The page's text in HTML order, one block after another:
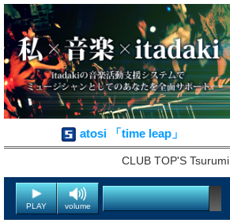
atosi 「time leap」
CLUB TOP'S Tsurumi
PLAY volume